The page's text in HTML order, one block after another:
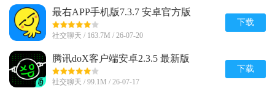
最右APP手机版7.3.7 安卓官方版
社交聊天 / 163.7M / 26-07-20
下载
腾讯doX客户端安卓2.3.5 最新版
社交聊天 / 99.1M / 26-07-17
下载